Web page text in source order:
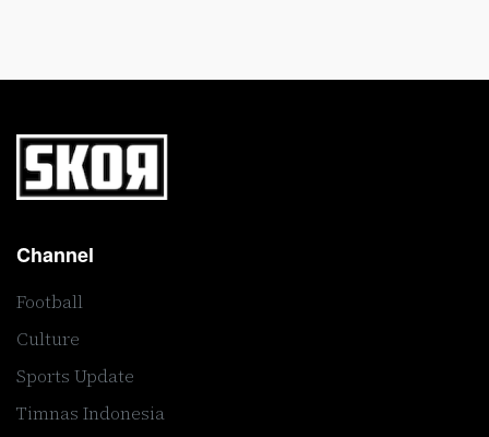
Channel
Football
Culture
Sports Update
Timnas Indonesia